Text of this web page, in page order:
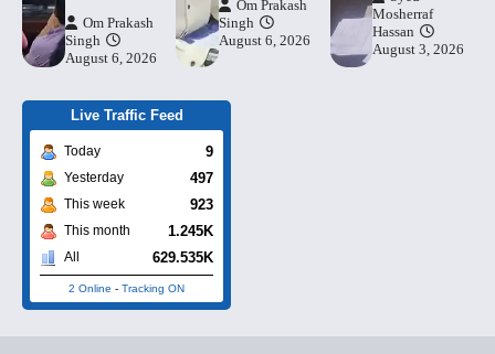
Om Prakash
Singh
August 6, 2026
Om Prakash
Singh
August 6, 2026
Mosherraf
Hassan
August 3, 2026
Live Traffic Feed
Today 9
Yesterday 497
This week 923
This month 1.245K
All 629.535K
2 Online - Tracking ON